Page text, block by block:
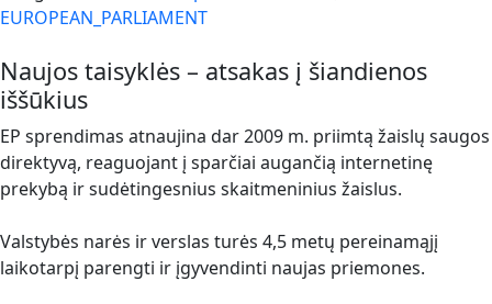
EUROPEAN_PARLIAMENT
Naujos taisyklės – atsakas į šiandienos
iššūkius
EP sprendimas atnaujina dar 2009 m. priimtą žaislų saugos
direktyvą, reaguojant į sparčiai augančią internetinę
prekybą ir sudėtingesnius skaitmeninius žaislus.
Valstybės narės ir verslas turės 4,5 metų pereinamąjį
laikotarpį parengti ir įgyvendinti naujas priemones.